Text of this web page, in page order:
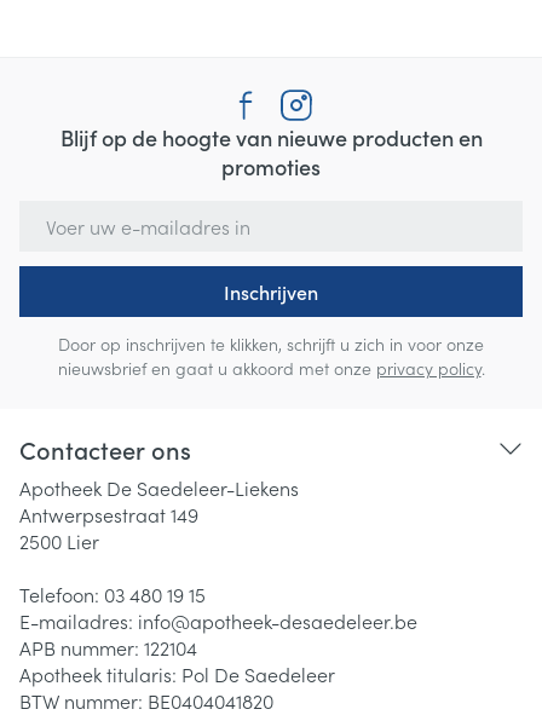
Blijf op de hoogte van nieuwe producten en
promoties
Inschrijven
Door op inschrijven te klikken, schrijft u zich in voor onze
nieuwsbrief en gaat u akkoord met onze privacy policy.
Contacteer ons
Apotheek De Saedeleer-Liekens
Antwerpsestraat 149
2500 Lier
Telefoon: 03 480 19 15
E-mailadres: info@apotheek-desaedeleer.be
APB nummer: 122104
Apotheek titularis: Pol De Saedeleer
BTW nummer: BE0404041820